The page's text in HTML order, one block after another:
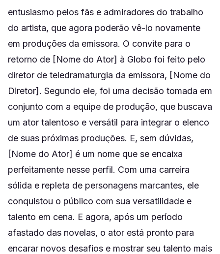
entusiasmo pelos fãs e admiradores do trabalho
do artista, que agora poderão vê-lo novamente
em produções da emissora. O convite para o
retorno de [Nome do Ator] à Globo foi feito pelo
diretor de teledramaturgia da emissora, [Nome do
Diretor]. Segundo ele, foi uma decisão tomada em
conjunto com a equipe de produção, que buscava
um ator talentoso e versátil para integrar o elenco
de suas próximas produções. E, sem dúvidas,
[Nome do Ator] é um nome que se encaixa
perfeitamente nesse perfil. Com uma carreira
sólida e repleta de personagens marcantes, ele
conquistou o público com sua versatilidade e
talento em cena. E agora, após um período
afastado das novelas, o ator está pronto para
encarar novos desafios e mostrar seu talento mais